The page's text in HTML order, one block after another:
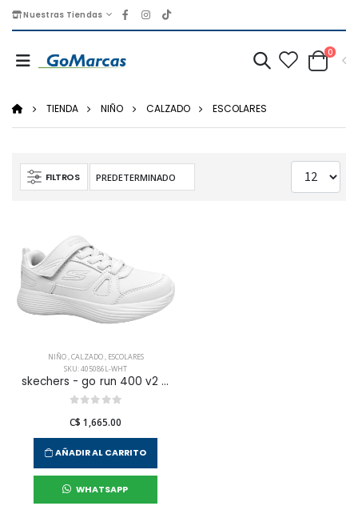
Nuestras Tiendas
0
TIENDA NIÑO CALZADO ESCOLARES
FILTROS
NIÑO,CALZADO, ESCOLARES
SKU: 405086L-WHT
skechers - go run 400 v2 para niño junior
C$ 1,665.00
AÑADIR AL CARRITO
WHATSAPP